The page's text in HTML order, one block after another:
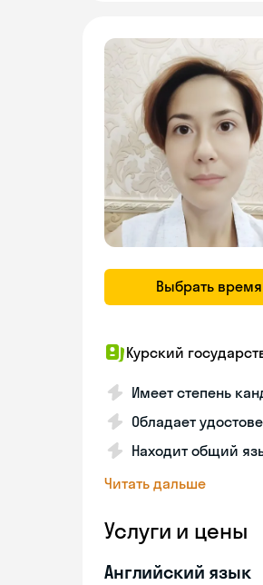
Выбрать время
Курский
Имеет степень
Обладает
Находит общий
Читать дальше
Услуги и цены
Английский язык